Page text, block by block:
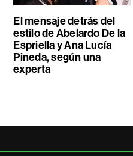
El mensaje detrás del
estilo de Abelardo De la
Espriella y Ana Lucía
Pineda, según una
experta